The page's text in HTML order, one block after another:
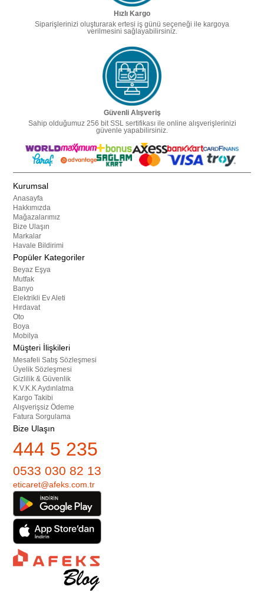
Hızlı Kargo
Siparişlerinizi oluşturarak ertesi iş günü seçeneği ile kargoya
verilmesini sağlayabilirsiniz.
Güvenli Alışveriş
Sahip olduğumuz 256 bit SSL sertifikası ile online alışverişlerinizi
güvenle yapabilirsiniz.
Kurumsal
Anasayfa
Hakkımızda
Mağazalarımız
Bize Ulaşın
Markalar
Havale Bildirimi
Popüler Kategoriler
Beyaz Eşya
Mutfak
Banyo
Elektrikli Ev Aleti
Hırdavat
Oto
Boya
Mobilya
Müşteri İlişkileri
Mesafeli Satış Sözleşmesi
Üyelik Sözleşmesi
Gizlilik & Güvenlik
K.V.K.K Aydınlatma
Kargo Takibi
Alışverişsiz Ödeme
Fatura Sorgulama
Bize Ulaşın
444 5 235
0533 030 82 13
eticaret@afeks.com.tr